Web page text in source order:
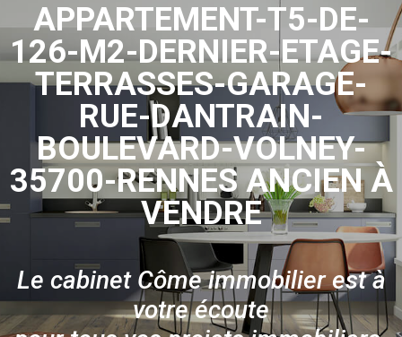
APPARTEMENT-T5-DE-
126-M2-DERNIER-ETAGE-
TERRASSES-GARAGE-
RUE-DANTRAIN-
BOULEVARD-VOLNEY-
35700-RENNES ANCIEN À
VENDRE
Le cabinet Côme immobilier est à
votre écoute